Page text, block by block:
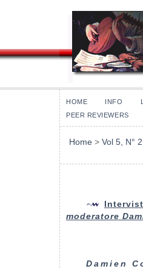
HOME INFO
PEER REVIEWERS
Home > Vol 5, N°
moderatore
Damien